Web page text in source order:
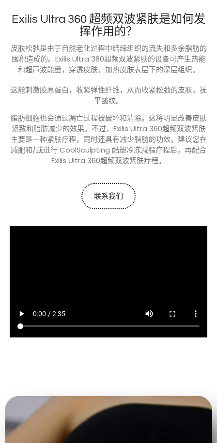
Exilis Ultra 360 超频双波紧肤是如何发
挥作用的？
皮肤松弛是由于自然老化过程中结缔组织的流失和多余脂肪的
囤积造成的。Exilis Ultra 360超频双波紧肤的设备可产生热能
和超声波能量，穿透皮肤，加热皮肤表层下的深层组织。
这能刺激胶原蛋白，收紧弹性纤维，从而收紧松弛的皮肤，抚
平皱纹。
脂肪细胞也会通过凋亡过程被破坏和清除。这将明显改善皮肤
紧致和脂肪减少的效果。不过，Exilis Ultra 360超频双波紧肤
主要是一种紧肤疗程，同时还具有减少脂肪的功效。建议您在
减肥和/或进行 CoolSculpting 酷塑冷冻减脂疗程后，再配合
Exilis Ultra 360超频双波紧肤疗程。
联系我们